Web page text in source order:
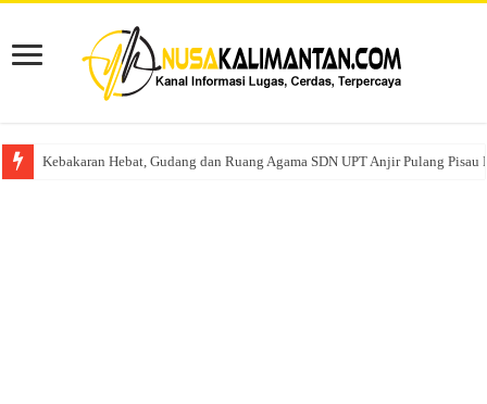
Kebakaran Hebat, Gudang dan Ruang Agama SDN UPT Anjir Pulang